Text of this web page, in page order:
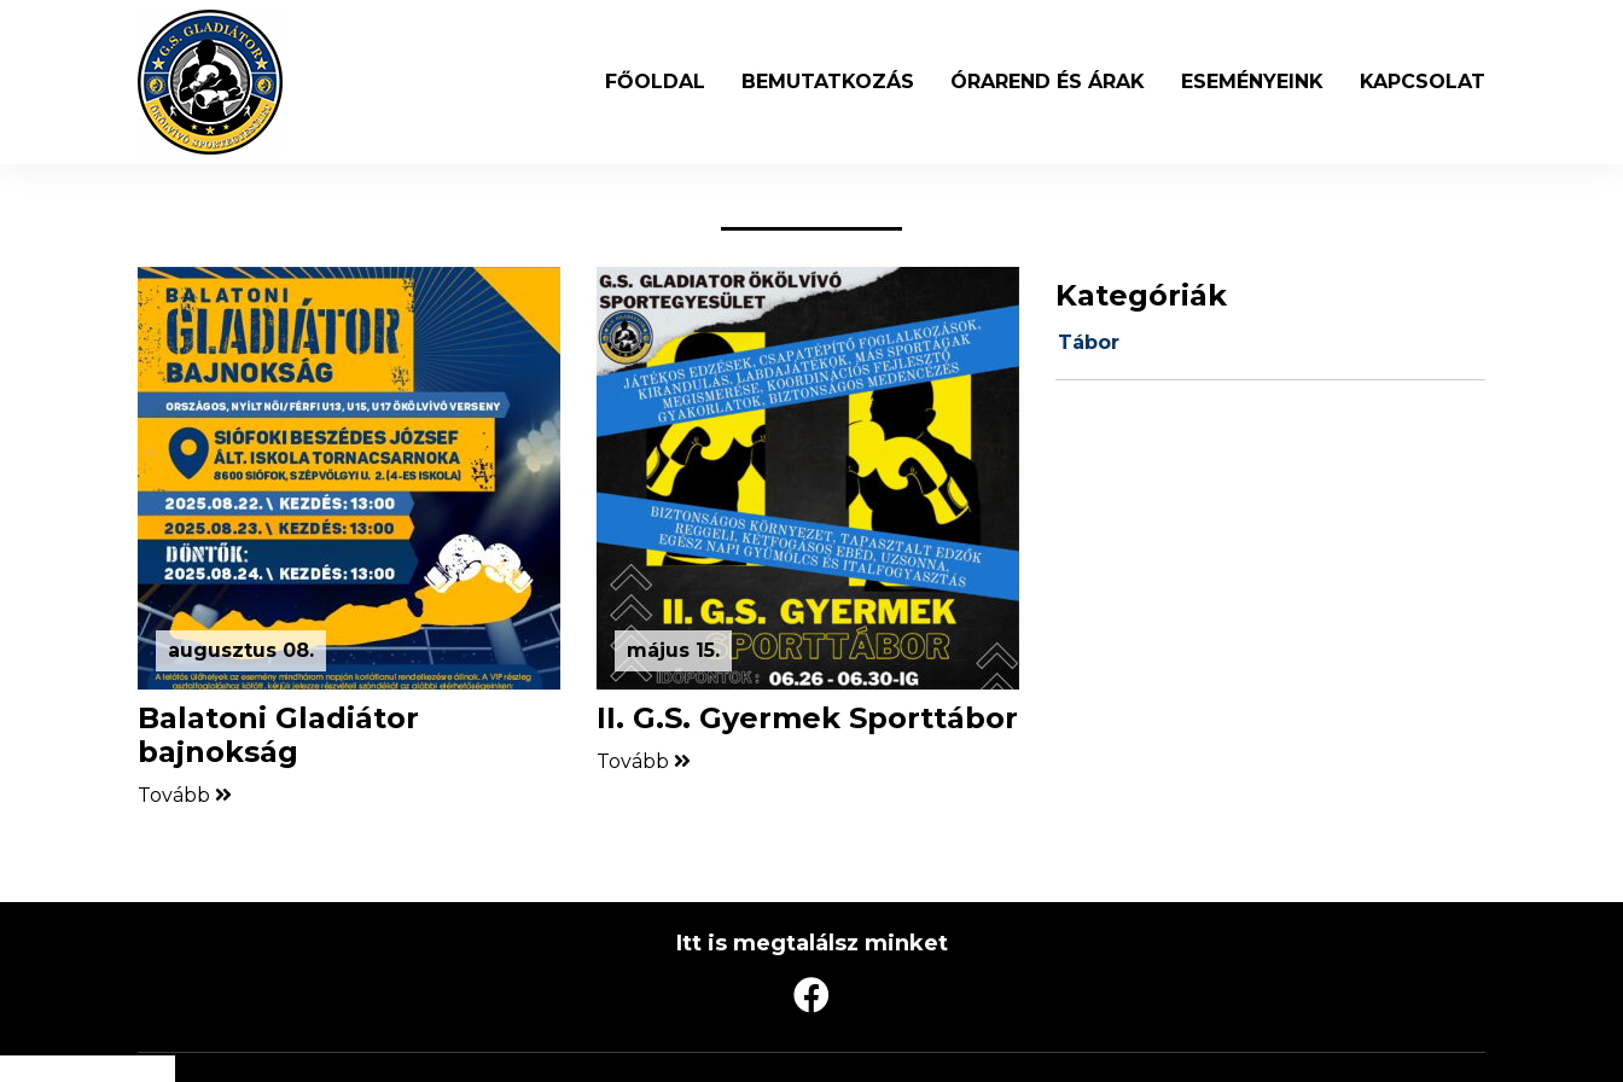
FŐOLDAL BEMUTATKOZÁS ÓRAREND ÉS ÁRAK ESEMÉNYEINK KAPCSOLAT
augusztus 08.
Balatoni Gladiátor
bajnokság
Tovább
május 15.
II. G.S. Gyermek Sporttábor
Tovább
Kategóriák
Tábor
Itt is megtalálsz minket